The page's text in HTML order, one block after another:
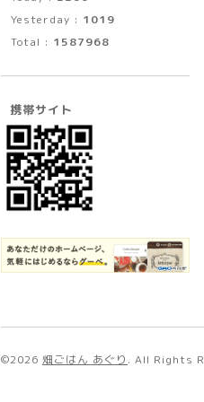
Yesterday : 1019
Total : 1587968
携帯サイト
©2026 畑ごはん あぐり . All Rights